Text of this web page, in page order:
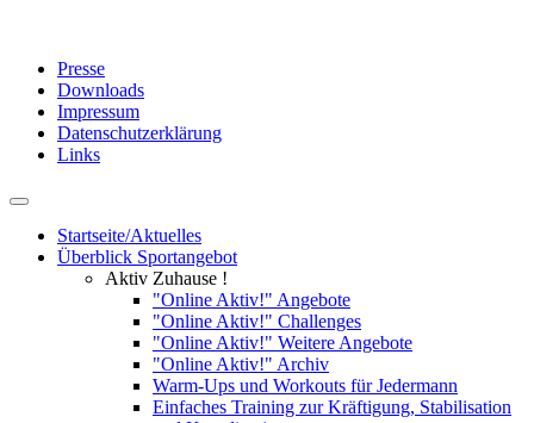
Presse
Downloads
Impressum
Datenschutzerklärung
Links
Startseite/Aktuelles
Überblick Sportangebot
Aktiv Zuhause !
"Online Aktiv!" Angebote
"Online Aktiv!" Challenges
"Online Aktiv!" Weitere Angebote
"Online Aktiv!" Archiv
Warm-Ups und Workouts für Jedermann
Einfaches Training zur Kräftigung, Stabilisation